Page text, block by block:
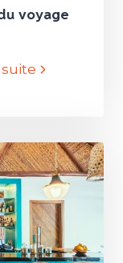
voyage
suite